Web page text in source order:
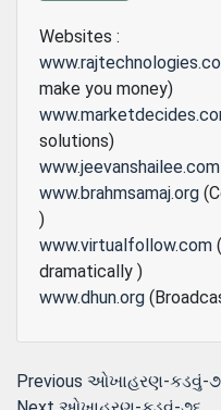
Websites :
make you money)
solutions)
www.jeevanshailee.com
www.brahmsamaj.org
)
www.virtualfollow.com
dramatically )
www.dhun.org
Post
Previous Previous
ઓખાહરણ-કડવું-